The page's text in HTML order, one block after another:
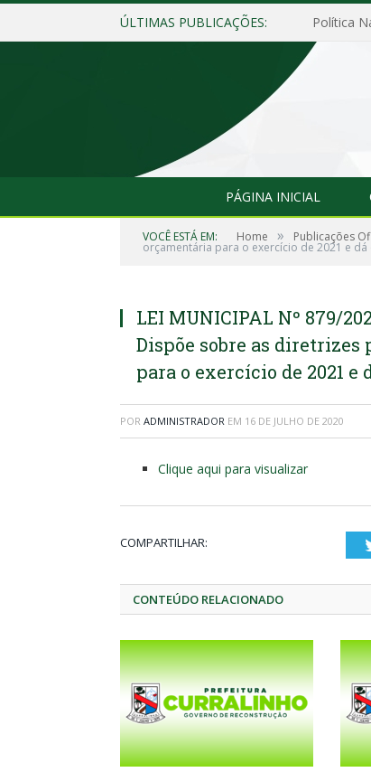
ÚLTIMAS PUBLICAÇÕES: Política
PÁGINA INICIAL
VOCÊ ESTÁ EM: Home » Publicações
orçamentária para o exercício de 2021 e
LEI MUNICIPAL Nº 879/
Dispõe sobre as diretrizes
para o exercício de 2021
POR ADMINISTRADOR EM 16 DE JULHO DE 2020
Clique aqui para visualizar
COMPARTILHAR:
CONTEÚDO RELACIONADO